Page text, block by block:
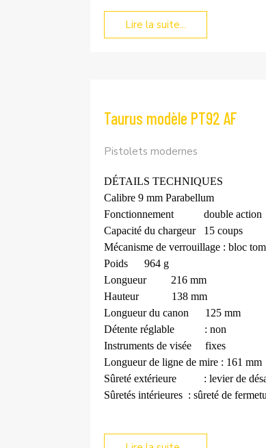
Lire la suite...
Taurus modèle PT92 AF
Pistolets modernes
DÉTAILS TECHNIQUES
Calibre 9 mm Parabellum
Fonctionnement
double action
Capacité du chargeur
15 coups
Mécanisme de verrouillage : bloc
Poids
964 g
Longueur
216 mm
Hauteur
138 mm
Longueur du canon
125 mm
Détente réglable
: non
Instruments de visée
fixes
Longueur de ligne de mire : 161 mm
Sûreté extérieure
: levier de
Sûretés intérieures : sûreté de